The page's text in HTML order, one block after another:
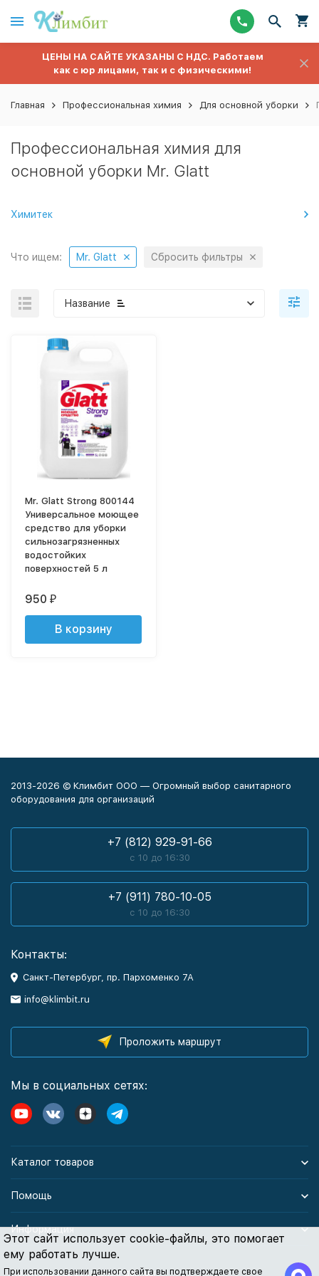
Этот сайт использует cookie-файлы, это помогает
ему работать лучше.
При использовании данного сайта вы подтверждаете свое
ЦЕНЫ НА САЙТЕ УКАЗАНЫ С НДС. Работаем
как с юр лицами, так и с физическими!
Главная Профессиональная химия Для основной уборки
Профессиональная химия для
основной уборки Mr. Glatt
Химитек
Что ищем: Mr. Glatt Сбросить фильтры
Название
Mr. Glatt Strong 800144
Универсальное моющее
средство для уборки
сильнозагрязненных
водостойких
поверхностей 5 л
950₽
В корзину
2013-2026 © Климбит ООО — Огромный выбор санитарного
оборудования для организаций
+7 (812) 929-91-66
с 10 до 16:30
+7 (911) 780-10-05
с 10 до 16:30
Контакты:
Санкт-Петербург, пр. Пархоменко 7А
info@klimbit.ru
Проложить маршрут
Мы в социальных сетях:
Каталог товаров
Помощь
Информация
Политика персональных данных